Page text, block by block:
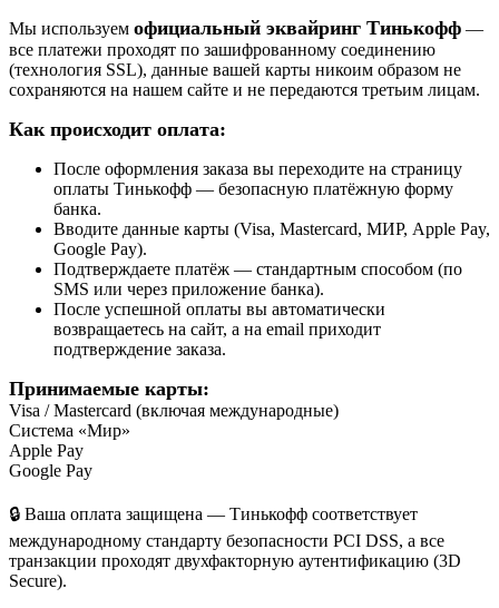
Мы используем официальный эквайринг Тинькофф —
все платежи проходят по зашифрованному соединению
(технология SSL), данные вашей карты никоим образом не
сохраняются на нашем сайте и не передаются третьим лицам.
Как происходит оплата:
После оформления заказа вы переходите на страницу
оплаты Тинькофф — безопасную платёжную форму
банка.
Вводите данные карты (Visa, Mastercard, МИР, Apple Pay,
Google Pay).
Подтверждаете платёж — стандартным способом (по
SMS или через приложение банка).
После успешной оплаты вы автоматически
возвращаетесь на сайт, а на email приходит
подтверждение заказа.
Принимаемые карты:
Visa / Mastercard (включая международные)
Система «Мир»
Apple Pay
Google Pay
🔒 Ваша оплата защищена — Тинькофф соответствует
международному стандарту безопасности PCI DSS, а все
транзакции проходят двухфакторную аутентификацию (3D
Secure).